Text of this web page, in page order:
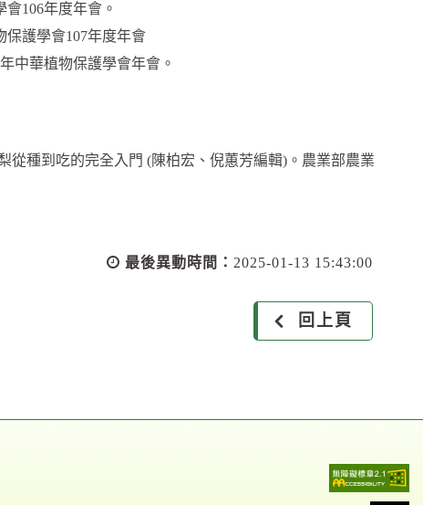
106年度年會。
保護學會107年度年會
中華植物保護學會年會。
從種到吃的完全入門 (陳柏宏、倪蕙芳編輯)。農業部農業
最後異動時間： 2025-01-13 15:43:00
回上頁